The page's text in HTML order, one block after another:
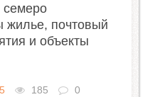
семеро
жилье, почтовый
и объекты
185 0